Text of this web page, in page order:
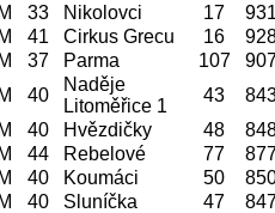
M 33 Nikolovci 17
M 41 Cirkus Grecu 16
M 37 Parma 107
M 40
Naděje
Litoměřice 1
43
M 40 Hvězdičky 48
M 44 Rebelové 77
M 40 Koumáci 50
M 40 Sluníčka 47